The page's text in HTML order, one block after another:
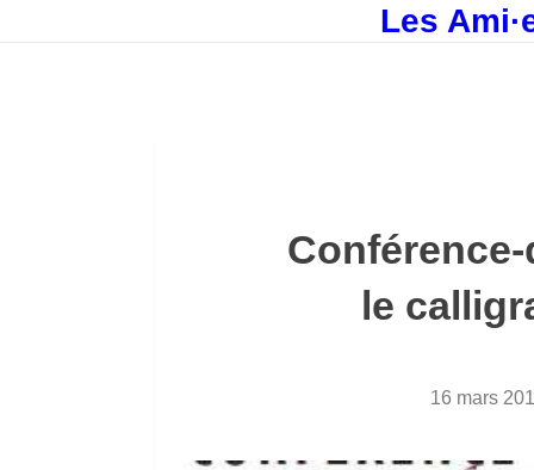
Les
le
16 mars